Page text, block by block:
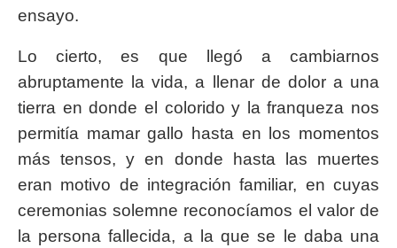
ensayo.
Lo cierto, es que llegó a cambiarnos
abruptamente la vida, a llenar de dolor a una
tierra en donde el colorido y la franqueza nos
permitía mamar gallo hasta en los momentos
más tensos, y en donde hasta las muertes
eran motivo de integración familiar, en cuyas
ceremonias solemne reconocíamos el valor de
la persona fallecida, a la que se le daba una